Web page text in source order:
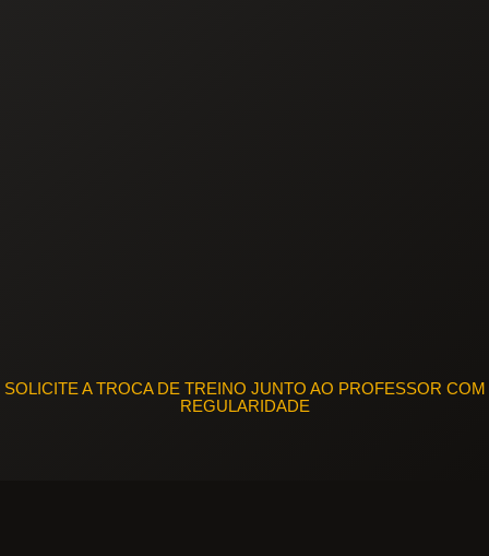
SOLICITE A TROCA DE TREINO JUNTO AO PROFESSOR COM
REGULARIDADE